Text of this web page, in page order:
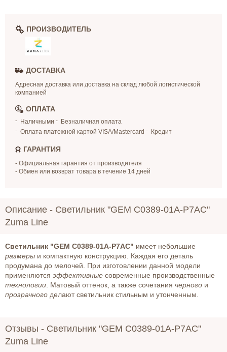
ПРОИЗВОДИТЕЛЬ
ДОСТАВКА
Адресная доставка или доставка на склад любой логистической
компанией
ОПЛАТА
Наличными
Безналичная оплата
Оплата платежной картой VISA/Mastercard
Кредит
ГАРАНТИЯ
- Официальная гарантия от производителя
- Обмен или возврат товара в течение 14 дней
Описание - Светильник "GEM C0389-01A-P7AC"
Zuma Line
Светильник "GEM C0389-01A-P7AC" имеет небольшие
размеры и компактную конструкцию. Каждая его деталь
продумана до мелочей. При изготовлении данной модели
применяются эффективные современные производственные
технологии. Матовый оттенок, а также сочетания черного и
прозрачного делают светильник стильным и утонченным.
Отзывы - Светильник "GEM C0389-01A-P7AC"
Zuma Line